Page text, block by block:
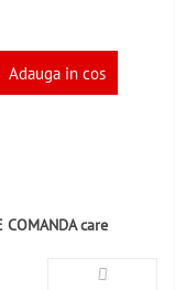
Adauga in cos
care